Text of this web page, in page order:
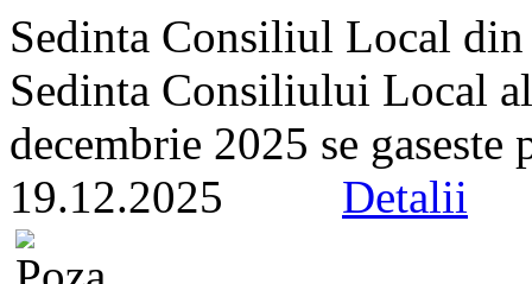
Sedinta Consiliul Local
Sedinta Consiliului Local
decembrie 2025 se
19.12.2025 Detalii